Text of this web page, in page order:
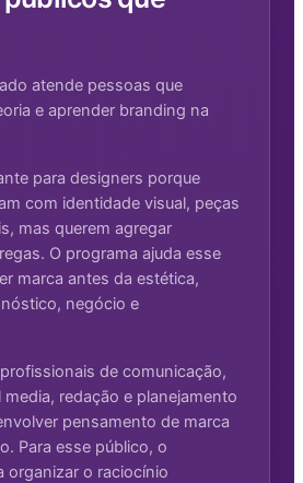
atende pessoas que
e aprender branding na
para designers porque
com identidade visual, peças
mas querem agregar
O programa ajuda esse
marca antes da estética,
negócio e
de comunicação,
redação e planejamento
pensamento de marca
Para esse público, o
organizar o raciocínio